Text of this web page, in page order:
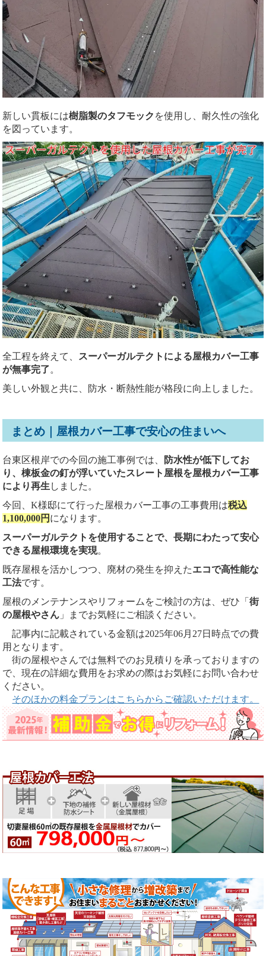
新しい貫板には樹脂製のタフモック を使用し、耐久性の強化
を図っています。
全工程を終えて、 スーパーガルテクトによる屋根カバー工事
が無事完了。
美しい外観と共に、防水・断熱性能が格段に向上しました。
まとめ｜屋根カバー工事で安心の住まいへ
台東区根岸での今回の施工事例では、
防水性が低下してお
り、棟板金の釘が浮いていたスレート屋根を屋根カバー工事
により再生 しました。
今回、K様邸にて行った屋根カバー工事の工事費用は税込
1,100,000円 になります。
スーパーガルテクトを使用することで、長期にわたって安心
できる屋根環境を実現。
既存屋根を活かしつつ、廃材の発生を抑えたエコで高性能な
工法です。
屋根のメンテナンスやリフォームをご検討の方は、ぜひ「街
の屋根やさん 」までお気軽にご相談ください。
記事内に記載されている金額は2025年06月27日時点での費
用となります。
街の屋根やさんでは無料でのお見積りを承っておりますの
で、現在の詳細な費用をお求めの際はお気軽にお問い合わせ
ください。
そのほかの料金プランはこちらからご確認いただけます。